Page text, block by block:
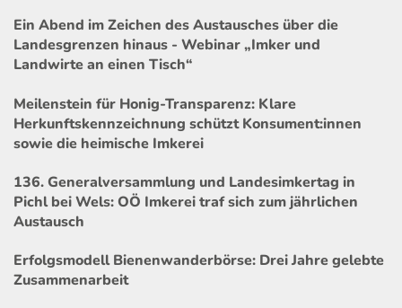
Ein Abend im Zeichen des Austausches über die
Landesgrenzen hinaus - Webinar „Imker und
Landwirte an einen Tisch“
Meilenstein für Honig-Transparenz: Klare
Herkunftskennzeichnung schützt Konsument:innen
sowie die heimische Imkerei
136. Generalversammlung und Landesimkertag in
Pichl bei Wels: OÖ Imkerei traf sich zum jährlichen
Austausch
Erfolgsmodell Bienenwanderbörse: Drei Jahre gelebte
Zusammenarbeit